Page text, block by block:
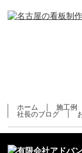
ホーム 施工例
社長のブログ